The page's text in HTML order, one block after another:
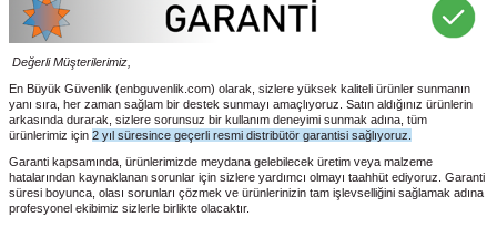
Değerli Müşterilerimiz,
En Büyük Güvenlik (enbguvenlik.com) olarak, sizlere yüksek kaliteli ürünler sunmanın
yanı sıra, her zaman sağlam bir destek sunmayı amaçlıyoruz. Satın aldığınız ürünlerin
arkasında durarak, sizlere sorunsuz bir kullanım deneyimi sunmak adına, tüm
ürünlerimiz için 2 yıl süresince geçerli resmi distribütör garantisi sağlıyoruz.
Garanti kapsamında, ürünlerimizde meydana gelebilecek üretim veya malzeme
hatalarından kaynaklanan sorunlar için sizlere yardımcı olmayı taahhüt ediyoruz. Garanti
süresi boyunca, olası sorunları çözmek ve ürünlerinizin tam işlevselliğini sağlamak adına
profesyonel ekibimiz sizlerle birlikte olacaktır.